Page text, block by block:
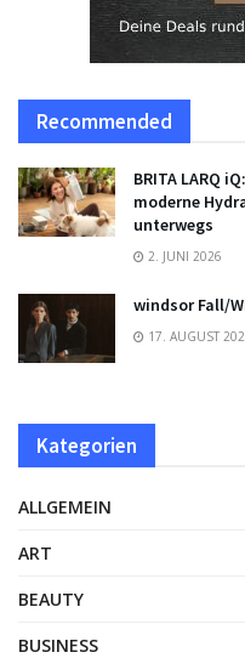
Recommended
BRITA LARQ
moderne
unterwegs
2. JUNI 2026
windsor Fall/
17. AUGUST
Kategorien
ALLGEMEIN
ART
BEAUTY
BUSINESS